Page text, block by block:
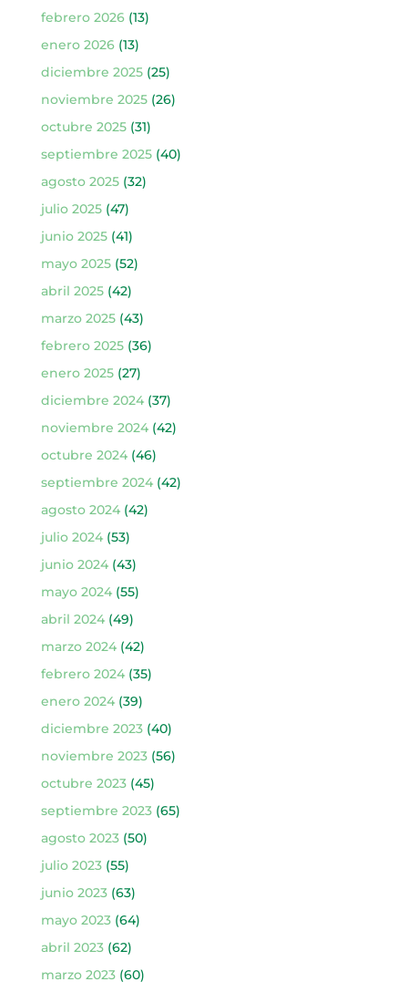
febrero 2026(13)
enero 2026(13)
diciembre 2025(25)
noviembre 2025(26)
octubre 2025(31)
septiembre 2025(40)
agosto 2025(32)
julio 2025(47)
junio 2025(41)
mayo 2025(52)
abril 2025(42)
marzo 2025(43)
febrero 2025(36)
enero 2025(27)
diciembre 2024(37)
noviembre 2024(42)
octubre 2024(46)
septiembre 2024(42)
agosto 2024(42)
julio 2024(53)
junio 2024(43)
mayo 2024(55)
abril 2024(49)
marzo 2024(42)
febrero 2024(35)
enero 2024(39)
diciembre 2023(40)
noviembre 2023(56)
octubre 2023(45)
septiembre 2023(65)
agosto 2023(50)
julio 2023(55)
junio 2023(63)
mayo 2023(64)
abril 2023(62)
marzo 2023(60)